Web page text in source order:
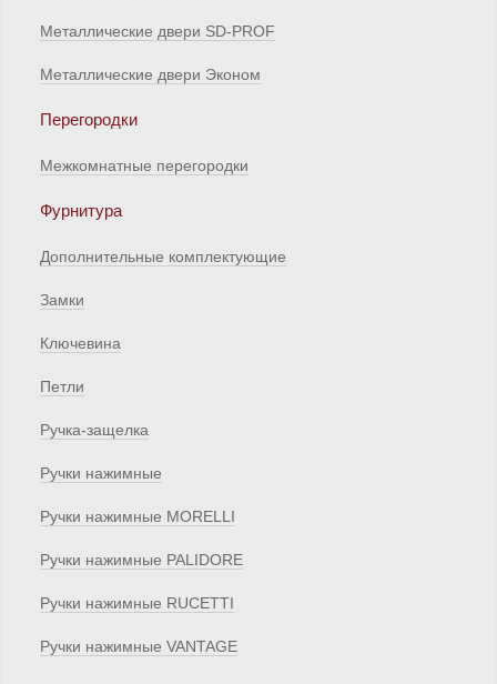
Металлические двери SD-PROF
Металлические двери Эконом
Перегородки
Межкомнатные перегородки
Фурнитура
Дополнительные комплектующие
Замки
Ключевина
Петли
Ручка-защелка
Ручки нажимные
Ручки нажимные MORELLI
Ручки нажимные PALIDORE
Ручки нажимные RUCETTI
Ручки нажимные VANTAGE